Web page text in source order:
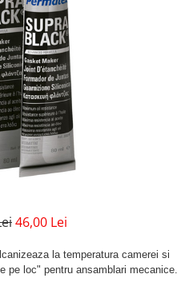
46,00 Lei
la temperatura camerei si
pe loc" pentru ansamblari mecanice.